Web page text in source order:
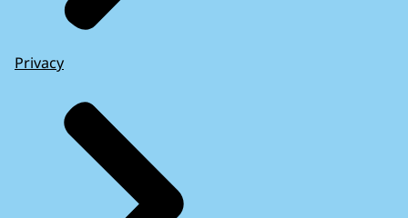
Privacy